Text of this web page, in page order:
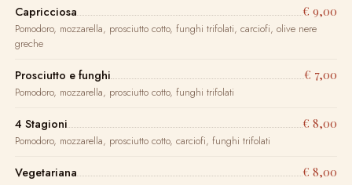
Capricciosa € 9,00
Pomodoro, mozzarella, prosciutto cotto, funghi trifolati, carciofi, olive nere
greche
Prosciutto e funghi € 7,00
Pomodoro, mozzarella, prosciutto cotto, funghi trifolati
4 Stagioni € 8,00
Pomodoro, mozzarella, prosciutto cotto, carciofi, funghi trifolati
Vegetariana € 8,00